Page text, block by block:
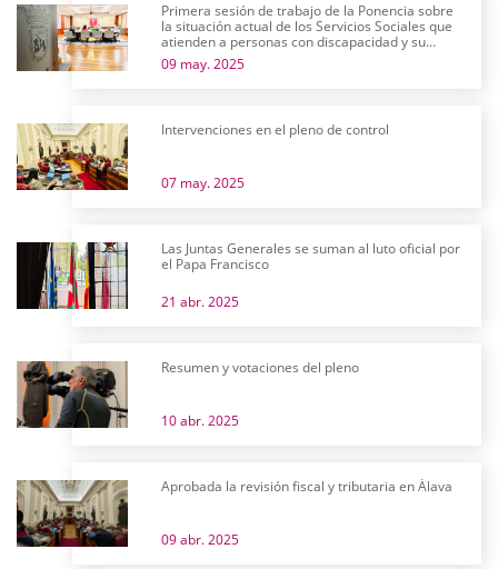
Primera sesión de trabajo de la Ponencia sobre
la situación actual de los Servicios Sociales que
atienden a personas con discapacidad y su
futuro
09 may. 2025
Intervenciones en el pleno de control
07 may. 2025
Las Juntas Generales se suman al luto oficial por
el Papa Francisco
21 abr. 2025
Resumen y votaciones del pleno
10 abr. 2025
Aprobada la revisión fiscal y tributaria en Álava
09 abr. 2025